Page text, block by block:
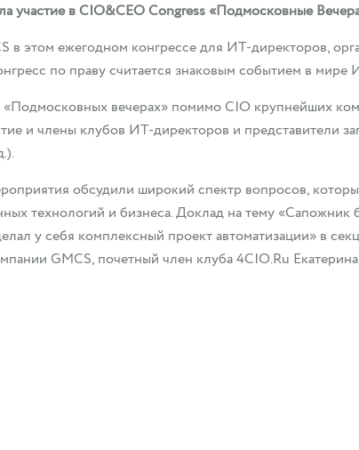
участие в CIO&CEO Congress «Подмосковные
в этом ежегодном конгрессе для ИТ-директоров,
по праву считается знаковым событием в мире
«Подмосковных вечерах» помимо CIO крупнейших
и члены клубов ИТ-директоров и представители
обсудили широкий спектр вопросов,
технологий и бизнеса. Доклад на тему «Сапожник
у себя комплексный проект автоматизации» в
GMCS, почетный член клуба 4CIO.Ru